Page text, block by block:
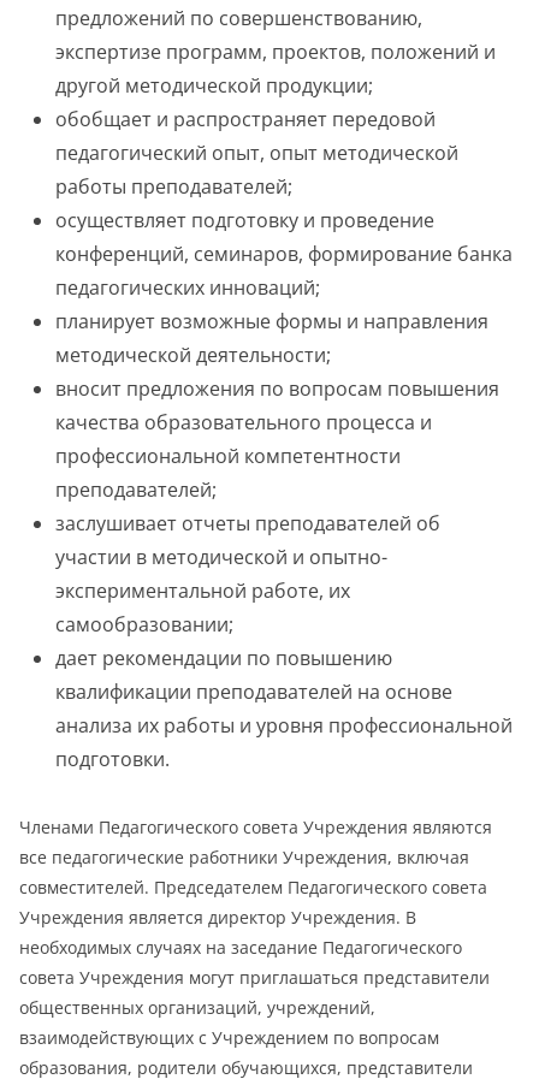
предложений по совершенствованию,
экспертизе программ, проектов, положений и
другой методической продукции;
обобщает и распространяет передовой
педагогический опыт, опыт методической
работы преподавателей;
осуществляет подготовку и проведение
конференций, семинаров, формирование банка
педагогических инноваций;
планирует возможные формы и направления
методической деятельности;
вносит предложения по вопросам повышения
качества образовательного процесса и
профессиональной компетентности
преподавателей;
заслушивает отчеты преподавателей об
участии в методической и опытно-
экспериментальной работе, их
самообразовании;
дает рекомендации по повышению
квалификации преподавателей на основе
анализа их работы и уровня профессиональной
подготовки.
Членами Педагогического совета Учреждения являются
все педагогические работники Учреждения, включая
совместителей. Председателем Педагогического совета
Учреждения является директор Учреждения. В
необходимых случаях на заседание Педагогического
совета Учреждения могут приглашаться представители
общественных организаций, учреждений,
взаимодействующих с Учреждением по вопросам
образования, родители обучающихся, представители